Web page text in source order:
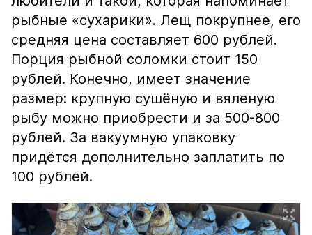
рыбные «сухарики». Лещ покрупнее, его
средняя цена составляет 600 рублей.
Порция рыбной соломки стоит 150
рублей. Конечно, имеет значение
размер: крупную сушёную и вяленую
рыбу можно приобрести и за 500-800
рублей. За вакуумную упаковку
придётся дополнительно заплатить по
100 рублей.